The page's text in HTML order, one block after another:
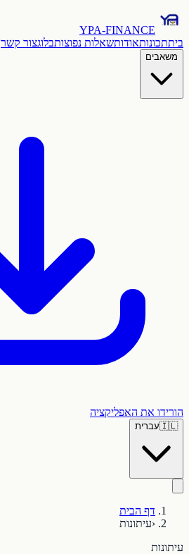
YPA-FINANCE
ביתתכונותאודותשאלות נפוצותבלוגצור קשר
משאבים
הורידו את האפליקציה
🇮🇱עברית
דף הבית
‹עיתונות
עיתונות